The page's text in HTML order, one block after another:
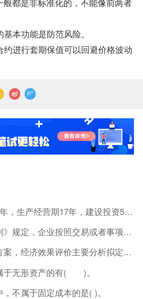
本功能是防范风险。
进行套期保值可以回避价格波动
某建设项目建设期3年，生产经营期17年，建设投资5500万元
我国《企业会计准则》规定，企业按照交易或者事项的经济特征确定
对于非经营性技术方案，经济效果评价主要分析拟定方案的( )。
于无形资产的有( )。
不属于固定成本的是( )。